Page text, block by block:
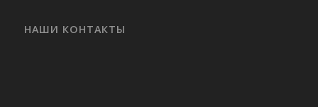
НАШИ КОНТАКТЫ